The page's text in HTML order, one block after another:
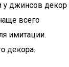
у джинсов декор
всего
имитации.
декора.